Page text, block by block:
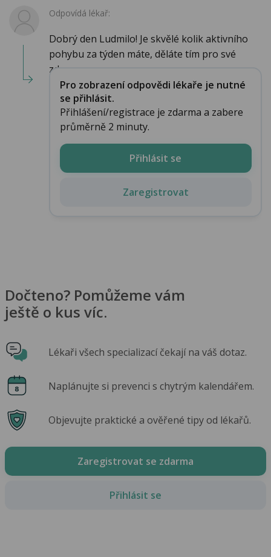
Odpovídá lékař:
Dobrý den Ludmilo! Je skvělé kolik aktivního
pohybu za týden máte, děláte tím pro své
zdra...
Pro zobrazení odpovědi lékaře je nutné
se přihlásit.
Přihlášení/registrace je zdarma a zabere
průměrně 2 minuty.
Přihlásit se
Zaregistrovat
Dočteno? Pomůžeme vám
ještě o kus víc.
Lékaři všech specializací čekají na váš dotaz.
Naplánujte si prevenci s chytrým kalendářem.
Objevujte praktické a ověřené tipy od lékařů.
Zaregistrovat se zdarma
Přihlásit se